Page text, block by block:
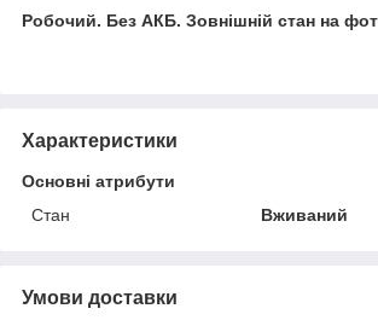
Робочий. Без АКБ. Зовнішній стан на
Характеристики
Основні атрибути
Стан
Вживаний
Умови доставки